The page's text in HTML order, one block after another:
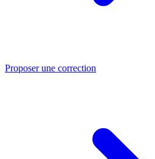
Proposer une correction